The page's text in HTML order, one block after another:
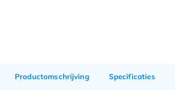
Productomschrijving Specificaties